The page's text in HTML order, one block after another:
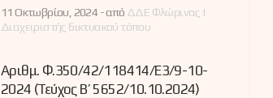
11 Οκτωβρίου, 2024 -από ΔΔΕ Φλώρινας |
Διαχειριστής δικτυακού τόπου
Αριθμ. Φ.350/42/118414/E3/9-10-
2024 (Τεύχος B’ 5652/10.10.2024)